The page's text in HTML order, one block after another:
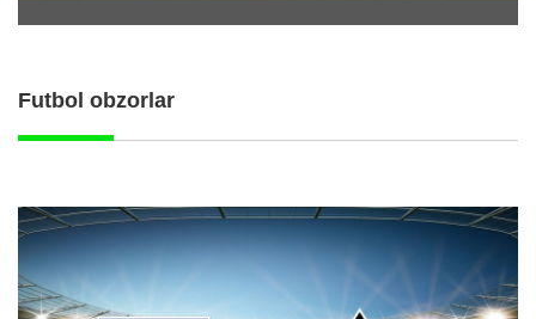
Futbol obzorlar